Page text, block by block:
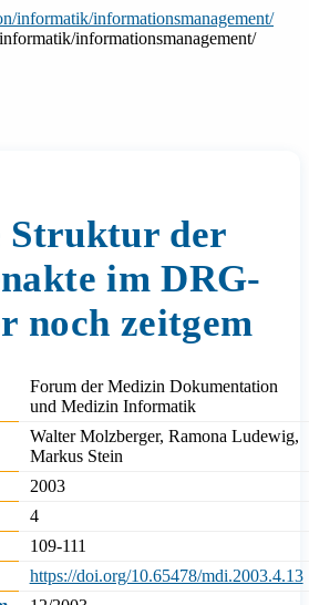
informationsmanagement/
Struktur der
im DRG-
noch zeitgem
Forum der Medizin Dokumentation
und Medizin Informatik
Walter Molzberger, Ramona Ludewig,
Markus Stein
2003
4
109-111
https://doi.org/10.65478/mdi.2003.4.13